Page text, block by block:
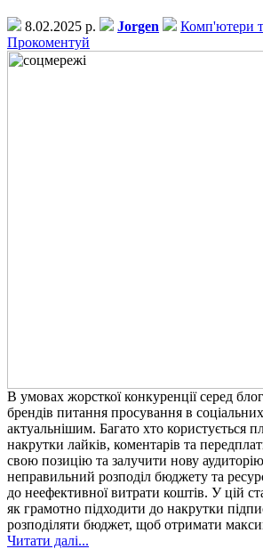
8.02.2025 р. Jorgen
Комп'ютери
Прокоментуй
В умовах жорсткої конкуренції серед
брендів питання просування в
актуальнішим. Багато хто користується
накрутки лайків, коментарів та
свою позицію та залучити нову
неправильний розподіл бюджету та
до неефективної витрати коштів. У цій
як грамотно підходити до накрутки
розподіляти бюджет, щоб отримати
Читати далі...